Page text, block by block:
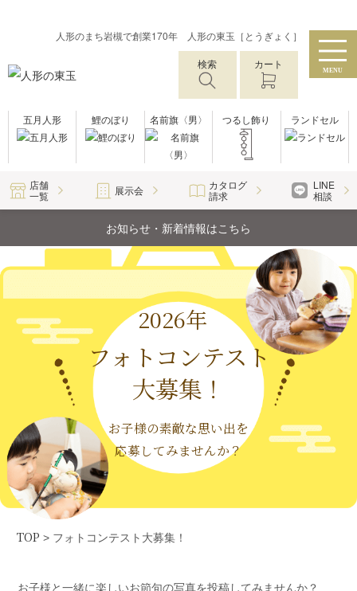
人形のまち岩槻で創業170年 人形の東玉［とうぎょく］
検索 カート
MENU
五月人形 鯉のぼり 名前旗〈男〉 つるし飾り ランドセル
店舗
一覧
展示会
カタログ
請求
LINE
相談
お知らせ・新着情報はこちら
フォトコンテスト
2026年
大募集！
お子様の素敵な思い出を
応募してみませんか？
TOP > フォトコンテスト大募集！
お子様と一緒に楽しいお節句の写真を投稿してみませんか？